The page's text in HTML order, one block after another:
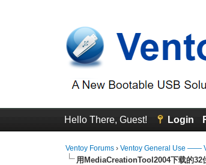
Hello There, Guest! Login
Ventoy Forums ›Ventoy General Use ——
用MediaCreationTool2004下载的32